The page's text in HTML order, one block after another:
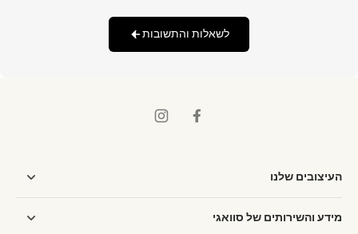
לשאלות והתשובות
העיצובים שלנו
מידע והשירותים של סוואגי